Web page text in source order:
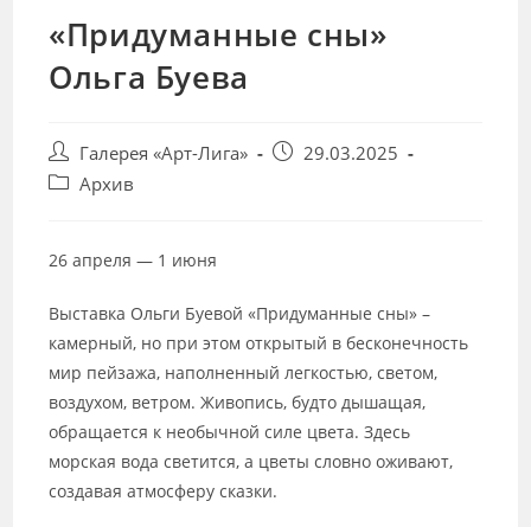
«Придуманные сны»
Ольга Буева
Post
author:
Галерея «Арт-Лига»
Запись29.03.2025
PostАрхив
26 апреля — 1 июня
Выставка Ольги Буевой «Придуманные сны» –
камерный, но при этом открытый в бесконечность
мир пейзажа, наполненный легкостью, светом,
воздухом, ветром. Живопись, будто дышащая,
обращается к необычной силе цвета. Здесь
морская вода светится, а цветы словно оживают,
создавая атмосферу сказки.